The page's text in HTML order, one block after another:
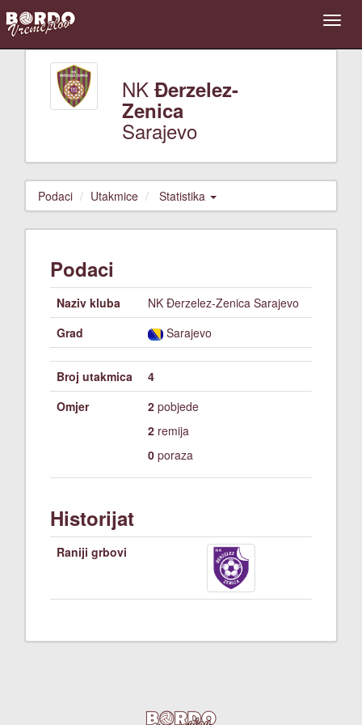
NK Đerzelez-
Zenica
Sarajevo
Podaci Utakmice Statistika
Podaci
Naziv kluba
NK Đerzelez-Zenica Sarajevo
Grad
Sarajevo
Broj utakmica
4
Omjer
2 pobjede
2 remija
0 poraza
Historijat
Raniji grbovi